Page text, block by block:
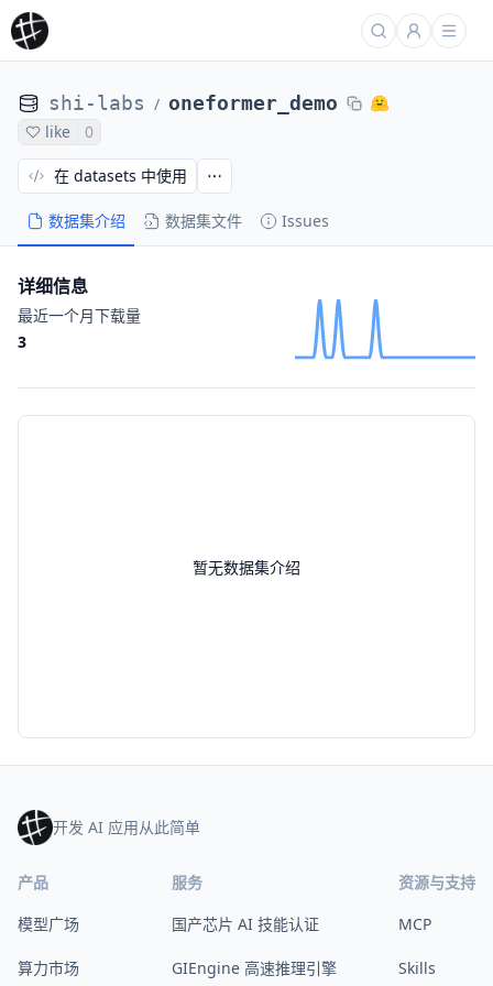
shi-labs / oneformer_demo
like 0
数据集介绍 数据集文件 Issues
在 datasets 中使用
暂无数据集介绍
详细信息
最近一个月下载量
3
开发 AI 应用从此简单
产品
模型广场
算力市场
服务
国产芯片 AI 技能认证
GIEngine 高速推理引擎
资源与支持
MCP
Skills